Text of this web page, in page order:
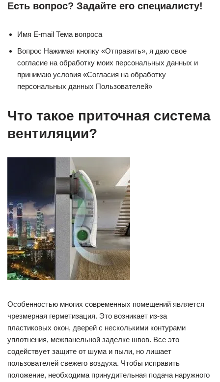
Есть вопрос? Задайте его специалисту!
Имя E-mail Тема вопроса
Вопрос Нажимая кнопку «Отправить», я даю свое
согласие на обработку моих персональных данных и
принимаю условия «Согласия на обработку
персональных данных Пользователей»
Что такое приточная система
вентиляции?
Особенностью многих современных помещений является
чрезмерная герметизация. Это возникает из-за
пластиковых окон, дверей с несколькими контурами
уплотнения, межпанельной заделке швов. Все это
содействует защите от шума и пыли, но лишает
пользователей свежего воздуха. Чтобы исправить
положение, необходима принудительная подача наружного